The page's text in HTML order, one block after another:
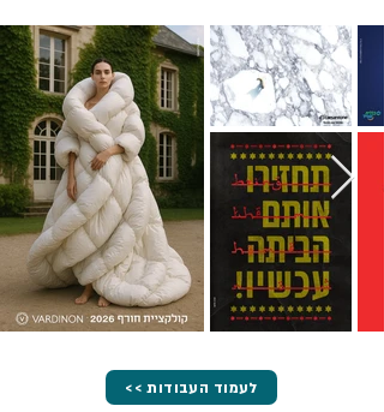
<< לעמוד העבודות